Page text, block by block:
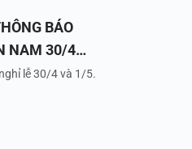
BÁO
NAM 30/4
lễ 30/4 và 1/5.